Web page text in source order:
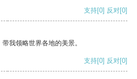
支持[0] 反对[0]
我领略世界各地的美景。
支持[0] 反对[0]